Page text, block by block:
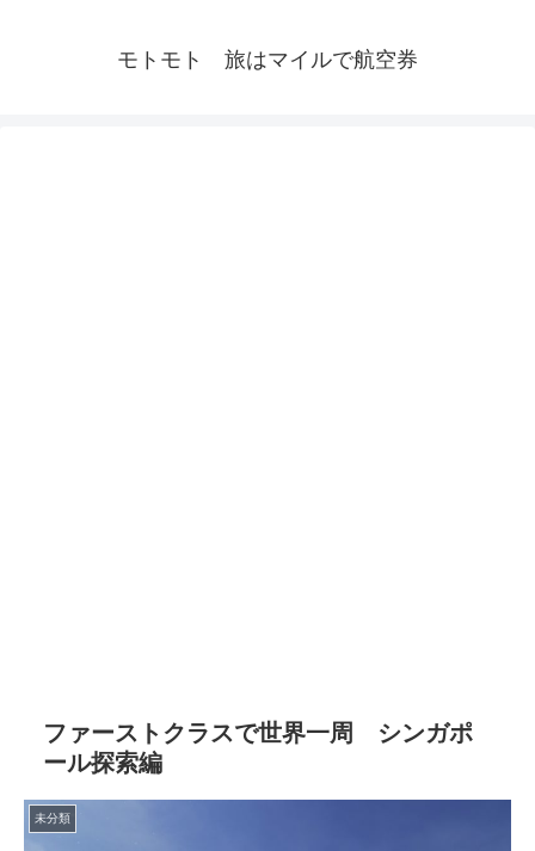
モトモト 旅はマイルで航空券
ファーストクラスで世界一周 シンガポ
ール探索編
未分類